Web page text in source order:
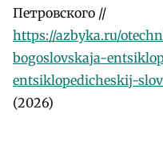
Петровского //
https://azbyka.ru/
bogoslovskaja-
entsiklopedicheskij-
(2026)